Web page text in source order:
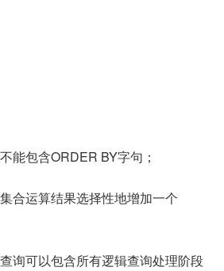
能包含ORDER BY字句；
合运算结果选择性地增加一个
查询可以包含所有逻辑查询处理阶段